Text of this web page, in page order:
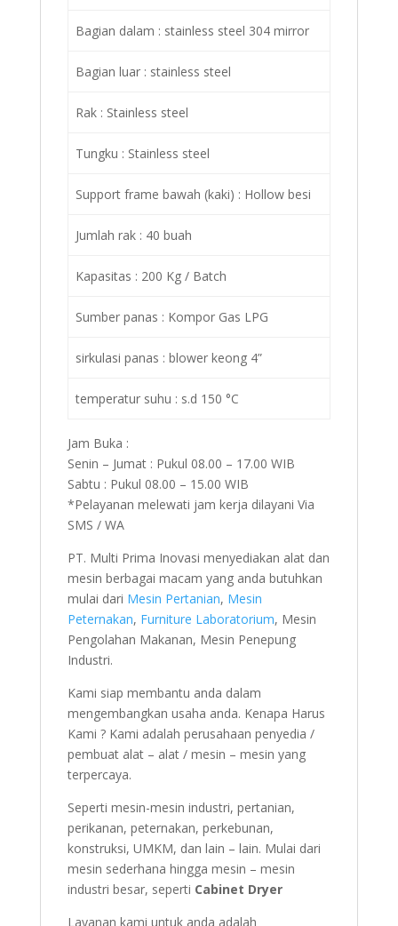
Bagian dalam : stainless steel 304 mirror
Bagian luar : stainless steel
Rak : Stainless steel
Tungku : Stainless steel
Support frame bawah (kaki) : Hollow besi
Jumlah rak : 40 buah
Kapasitas : 200 Kg / Batch
Sumber panas : Kompor Gas LPG
sirkulasi panas : blower keong 4”
temperatur suhu : s.d 150 °C
Jam Buka :
Senin – Jumat : Pukul 08.00 – 17.00 WIB
Sabtu : Pukul 08.00 – 15.00 WIB
*Pelayanan melewati jam kerja dilayani Via
SMS / WA
PT. Multi Prima Inovasi menyediakan alat dan
mesin berbagai macam yang anda butuhkan
mulai dari Mesin Pertanian, Mesin
Peternakan, Furniture Laboratorium, Mesin
Pengolahan Makanan, Mesin Penepung
Industri.
Kami siap membantu anda dalam
mengembangkan usaha anda. Kenapa Harus
Kami ? Kami adalah perusahaan penyedia /
pembuat alat – alat / mesin – mesin yang
terpercaya.
Seperti mesin-mesin industri, pertanian,
perikanan, peternakan, perkebunan,
konstruksi, UMKM, dan lain – lain. Mulai dari
mesin sederhana hingga mesin – mesin
industri besar, seperti Cabinet Dryer
Layanan kami untuk anda adalah